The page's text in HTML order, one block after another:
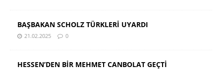
BAŞBAKAN SCHOLZ TÜRKLERİ UYARDI
21.02.2025 0
HESSEN’DEN BİR MEHMET CANBOLAT GEÇTİ